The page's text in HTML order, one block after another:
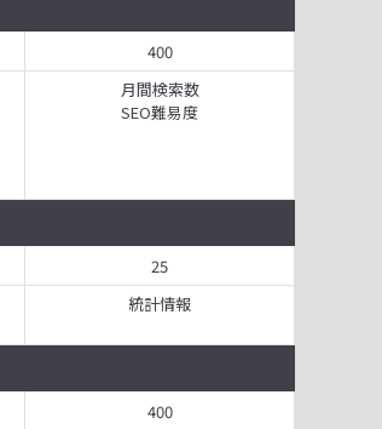
400
月間検索数
SEO難易度
25
統計情報
400